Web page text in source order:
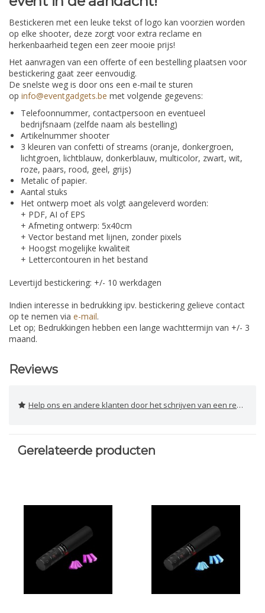
Bestickeren met een leuke tekst of logo kan voorzien worden
op elke shooter, deze zorgt voor extra reclame en
herkenbaarheid tegen een zeer mooie prijs!
Het aanvragen van een offerte of een bestelling plaatsen voor
bestickering gaat zeer eenvoudig.
De snelste weg is door ons een e-mail te sturen
op info@eventgadgets.be met volgende gegevens:
Telefoonnummer, contactpersoon en eventueel
bedrijfsnaam (zelfde naam als bestelling)
Artikelnummer shooter
3 kleuren van confetti of streams (oranje, donkergroen,
lichtgroen, lichtblauw, donkerblauw, multicolor, zwart, wit,
roze, paars, rood, geel, grijs)
Metalic of papier.
Aantal stuks
Het ontwerp moet als volgt aangeleverd worden:
+ PDF, AI of EPS
+ Afmeting ontwerp: 5x40cm
+ Vector bestand met lijnen, zonder pixels
+ Hoogst mogelijke kwaliteit
+ Lettercontouren in het bestand
Levertijd bestickering: +/- 10 werkdagen
Indien interesse in bedrukking ipv. bestickering gelieve contact
op te nemen via e-mail.
Let op; Bedrukkingen hebben een lange wachttermijn van +/- 3
maand.
Reviews
Help ons en andere klanten door het schrijven van een review
Gerelateerde producten